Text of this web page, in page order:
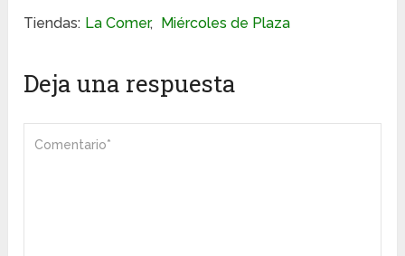
Tiendas: La Comer, Miércoles de Plaza
Deja una respuesta